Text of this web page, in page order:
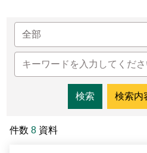
水里ビジターセンター
塔塔加ビジターセンター
梅山ビジターセンター
南安ビジターセンター
高山での救急
南横三山及び関山ルート
南二段ルート
新康横断ルート
マボラス横断ルート
地質
水文
布農族
八通関古道
玉山写真
旅行パンフレット
玉山国家公園
玉山国家公園について
私達のビジョン
よくある質問
中文
日本語
サイトマップ
件数 8 資料